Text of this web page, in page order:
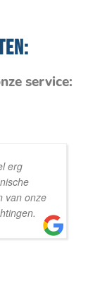
service:
erg
van onze